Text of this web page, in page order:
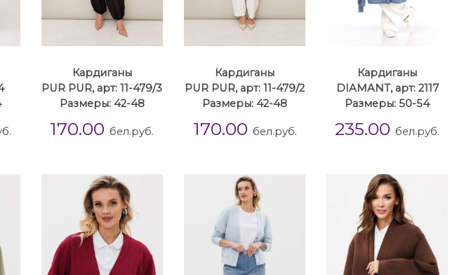
Кардиганы
PUR PUR, арт: 11-479/3
Размеры: 42-48
170.00 бел.руб.
Кардиганы
PUR PUR, арт: 11-479/2
Размеры: 42-48
170.00 бел.руб.
Кардиганы
DIAMANT, арт: 2117
Размеры: 50-54
235.00 бел.руб.